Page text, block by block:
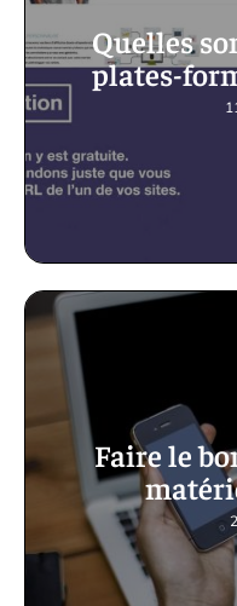
Quelles
plates-
Faire le